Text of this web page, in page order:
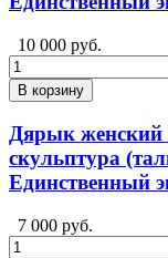
10 000 руб.
В корзину
Дярык женский
скульптура
Единственный
7 000 руб.